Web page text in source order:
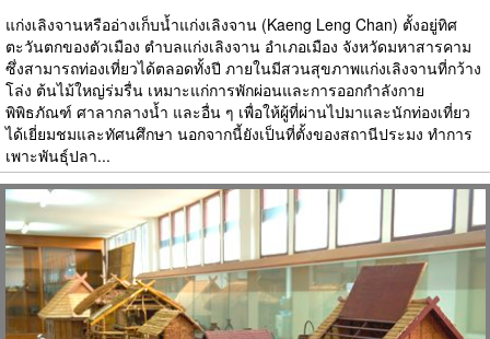
แก่งเลิงจานหรืออ่างเก็บน้ำแก่งเลิงจาน (Kaeng Leng Chan) ตั้งอยู่ทิศ
ตะวันตกของตัวเมือง ตำบลแก่งเลิงจาน อำเภอเมือง จังหวัดมหาสารคาม
ซึ่งสามารถท่องเที่ยวได้ตลอดทั้งปี ภายในมีสวนสุขภาพแก่งเลิงจานที่กว้าง
โล่ง ต้นไม้ใหญ่ร่มรื่น เหมาะแก่การพักผ่อนและการออกกำลังกาย
พิพิธภัณฑ์ ศาลากลางน้ำ และอื่น ๆ เพื่อให้ผู้ที่ผ่านไปมาและนักท่องเที่ยว
ได้เยี่ยมชมและทัศนศึกษา นอกจากนี้ยังเป็นที่ตั้งของสถานีประมง ทำการ
เพาะพันธุ์ปลา...